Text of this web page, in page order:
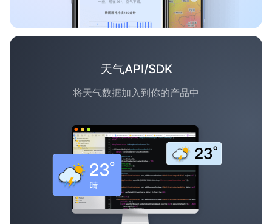
天气API/SDK
将天气数据加入到你的产品中